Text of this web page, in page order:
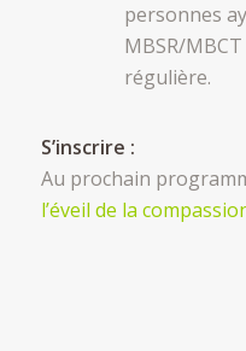
personnes
MBSR/
régulière.
S’inscrire :
Au prochain
l’éveil de la